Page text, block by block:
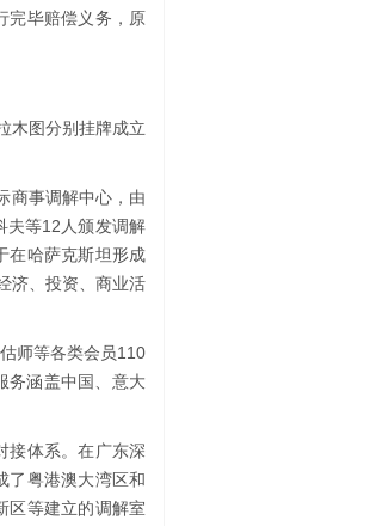
完毕赔偿义务，原
木图分别挂牌成立
商事调解中心，由
夫等12人颁发调解
在哈萨克斯坦形成
济、投资、商业活
师等各类会员110
务涵盖中国、意大
接体系。在广东深
了粤港澳大湾区和
区等建立的调解室